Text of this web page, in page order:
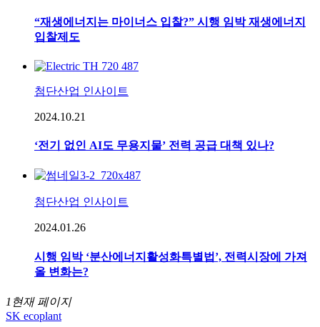
“재생에너지는 마이너스 입찰?” 시행 임박 재생에너지
입찰제도
첨단산업 인사이트
2024.10.21
‘전기 없인 AI도 무용지물’ 전력 공급 대책 있나?
첨단산업 인사이트
2024.01.26
시행 임박 ‘분산에너지활성화특별법’, 전력시장에 가져
올 변화는?
1 현재 페이지
SK ecoplant